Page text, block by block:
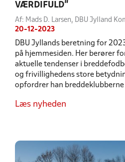
VÆRDIFULD”
Af: Mads D. Larsen, DBU Jylland
20-12-2023
DBU Jyllands beretning for
på hjemmesiden. Her berører
aktuelle tendenser i
og frivillighedens store
opfordrer han
Læs nyheden